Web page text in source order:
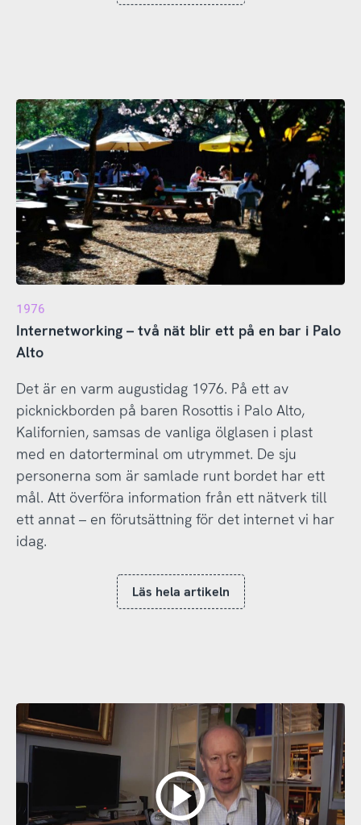
1976
Internetworking – två nät blir ett på en bar i Palo
Alto
Det är en varm augustidag 1976. På ett av
picknickborden på baren Rosottis i Palo Alto,
Kalifornien, samsas de vanliga ölglasen i plast
med en datorterminal om utrymmet. De sju
personerna som är samlade runt bordet har ett
mål. Att överföra information från ett nätverk till
ett annat – en förutsättning för det internet vi har
idag.
Läs hela artikeln